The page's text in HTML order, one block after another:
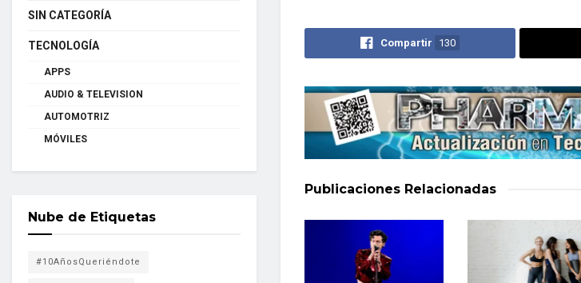
Compartir 130
Publicaciones Relacionadas
SIN CATEGORÍA
TECNOLOGÍA
APPS
AUDIO & TELEVISION
AUTOMOTRIZ
MÓVILES
Nube de Etiquetas
#10AñosQueriéndote